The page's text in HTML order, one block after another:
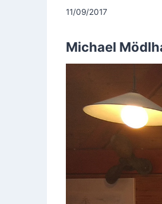
11/09/2017
Michael